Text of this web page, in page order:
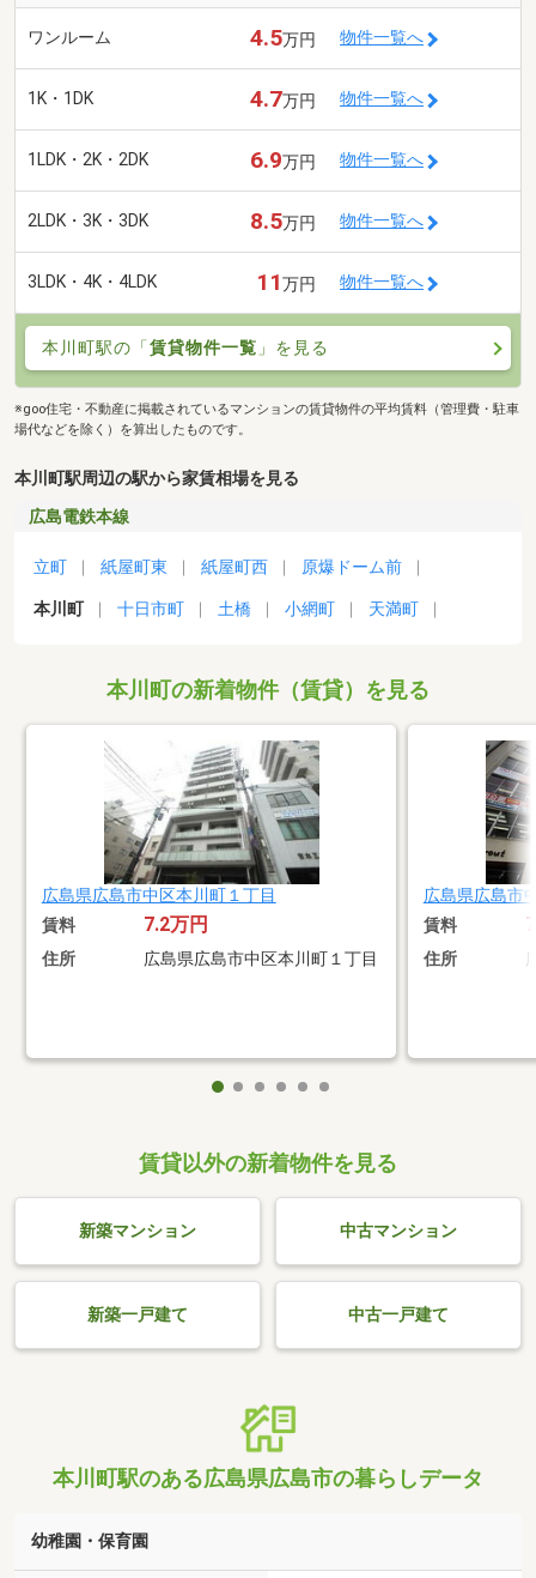
ワンルーム 4.5万円 物件一覧へ
1K・1DK 4.7万円 物件一覧へ
1LDK・2K・2DK 6.9万円 物件一覧へ
2LDK・3K・3DK 8.5万円 物件一覧へ
3LDK・4K・4LDK 11万円 物件一覧へ
本川町駅の「賃貸物件一覧 」を見る
※goo住宅・不動産に掲載されているマンションの賃貸物件の平均賃料（管理費・駐車
場代などを除く）を算出したものです。
本川町駅周辺の駅から家賃相場を見る
広島電鉄本線
立町 紙屋町東 紙屋町西 原爆ドーム前
本川町 十日市町 土橋 小網町 天満町
本川町の新着物件（賃貸）を見る
広島県広島市中区本川町１丁目
賃料 7.2万円
住所 広島県広島市中区本川町１丁目
広島県広島市
賃料
住所
賃貸以外の新着物件を見る
新築マンション 中古マンション
新築一戸建て 中古一戸建て
本川町駅のある広島県広島市の暮らしデータ
幼稚園・保育園